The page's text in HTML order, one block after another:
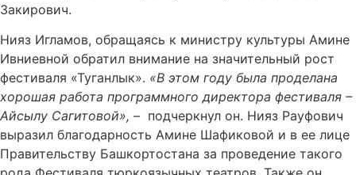
Закирович.
Нияз Игламов, обращаясь к министру культуры Амине
Ивниевной обратил внимание на значительный рост
фестиваля «Туганлык». «В этом году была проделана
хорошая работа программного директора фестиваля –
Айсылу Сагитовой», – подчеркнул он. Нияз Рауфович
выразил благодарность Амине Шафиковой и в ее лице
Правительству Башкортостана за проведение такого